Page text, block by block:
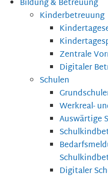
Bildung & Betreuung
Kinderbetreuung
Zentrale
Digitaler
Schulen
Werkreal-
Auswärtige
Digitaler